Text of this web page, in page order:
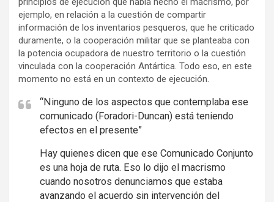
ejemplo, en relación a la cuestión de compartir
información de los inventarios pesqueros, que he criticado
duramente, o la cooperación militar que se planteaba con
la potencia ocupadora de nuestro territorio o la cuestión
vinculada con la cooperación Antártica. Todo eso, en este
momento no está en un contexto de ejecución.
“Ninguno de los aspectos que contemplaba ese
comunicado (Foradori-Duncan) está teniendo
efectos en el presente”
Hay quienes dicen que ese Comunicado Conjunto
es una hoja de ruta. Eso lo dijo el macrismo
cuando nosotros denunciamos que estaba
avanzando el acuerdo sin intervención del